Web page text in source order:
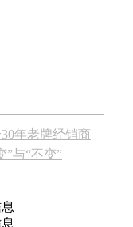
年老牌经销商
”与“不变”